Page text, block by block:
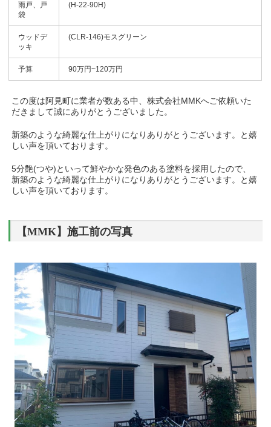
雨戸、戸
袋
(H-22-90H)
ウッドデ
ッキ
(CLR-146)モスグリーン
予算 90万円~120万円
この度は阿見町に業者が数ある中、株式会社MMKへご依頼いた
だきまして誠にありがとうございました。
新築のような綺麗な仕上がりになりありがとうございます。と嬉
しい声を頂いております。
5分艶(つや)といって鮮やかな発色のある塗料を採用したので、
新築のような綺麗な仕上がりになりありがとうございます。と嬉
しい声を頂いております。
【MMK】施工前の写真